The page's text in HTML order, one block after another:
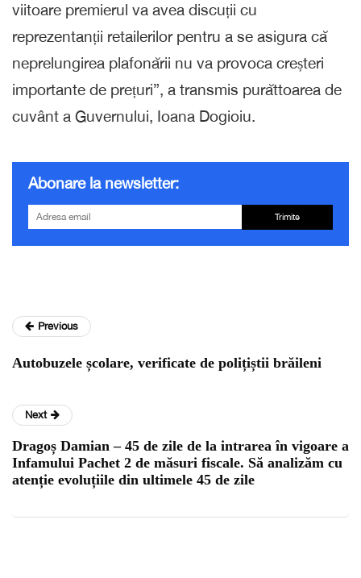
viitoare premierul va avea discuții cu
reprezentanții retailerilor pentru a se asigura că
neprelungirea plafonării nu va provoca creșteri
importante de prețuri”, a transmis purăttoarea de
cuvânt a Guvernului, Ioana Dogioiu.
Abonare la newsletter:
Trimite
Previous
Autobuzele școlare, verificate de polițiștii brăileni
Next
Dragoș Damian – 45 de zile de la intrarea în vigoare a
Infamului Pachet 2 de măsuri fiscale. Să analizăm cu
atenție evoluțiile din ultimele 45 de zile